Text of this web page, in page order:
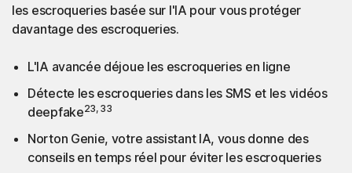
Connexion
les escroqueries basée sur l'IA pour vous protéger
davantage des escroqueries.
L'IA avancée déjoue les escroqueries en ligne
Détecte les escroqueries dans les SMS et les vidéos
deepfake23, 33
Norton Genie, votre assistant IA, vous donne des
conseils en temps réel pour éviter les escroqueries